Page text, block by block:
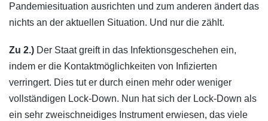
Pandemiesituation ausrichten und zum anderen ändert das
nichts an der aktuellen Situation. Und nur die zählt.
Zu 2.) Der Staat greift in das Infektionsgeschehen ein,
indem er die Kontaktmöglichkeiten von Infizierten
verringert. Dies tut er durch einen mehr oder weniger
vollständigen Lock-Down. Nun hat sich der Lock-Down als
ein sehr zweischneidiges Instrument erwiesen, das viele